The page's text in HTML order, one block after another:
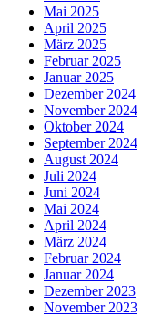
Mai 2025
April 2025
März 2025
Februar 2025
Januar 2025
Dezember 2024
November 2024
Oktober 2024
September 2024
August 2024
Juli 2024
Juni 2024
Mai 2024
April 2024
März 2024
Februar 2024
Januar 2024
Dezember 2023
November 2023